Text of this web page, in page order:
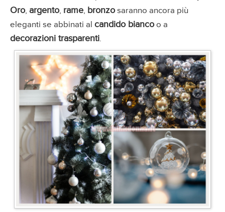
Oro, argento, rame, bronzosaranno ancora più
eleganti se abbinati al candido biancoo a
decorazioni trasparenti.